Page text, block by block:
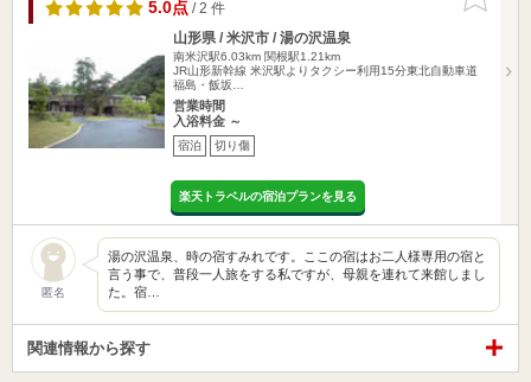
5.0点/ 2 件
山形県 / 米沢市 / 湯の沢温泉
南米沢駅6.03km 関根駅1.21km
JR山形新幹線 米沢駅よりタクシー利用15分東北自動車道
福島・飯坂…
営業時間
入浴料金 ～
宿泊 切り傷
楽天トラベルの宿泊プランを見る
匿名
湯の沢温泉、時の宿すみれです。ここの宿はお二人様専用の宿と
言う事で、普段一人旅をする私ですが、母親を連れて来館しまし
た。宿…
関連情報から探す